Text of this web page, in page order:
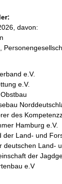
davon:
e.V.
e.V.
des
Hamburg e.V.
der Land- und
deutschen Land-
der
e.V